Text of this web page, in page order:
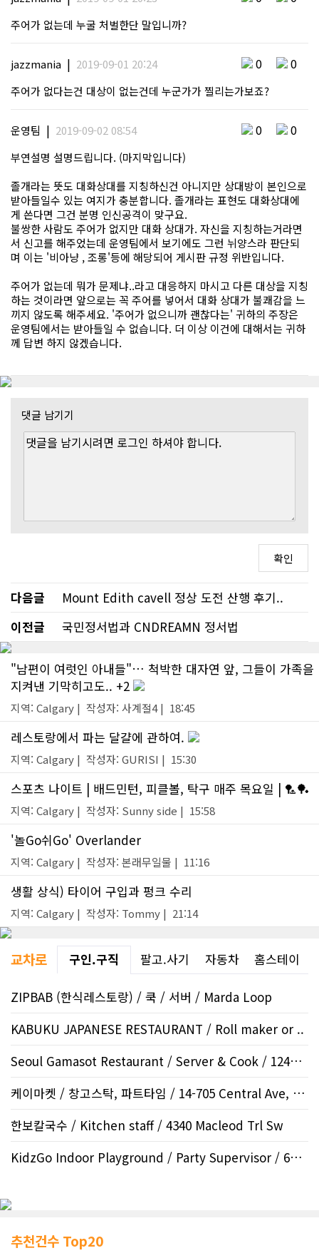
주어가 없는데 누굴 처벌한단 말입니까?
jazzmania | 2019-09-01 20:24 0 0
주어가 없다는건 대상이 없는건데 누군가가 찔리는가보죠?
운영팀 | 2019-09-02 08:54 0 0
부연설명 설명드립니다. (마지막입니다)
졸개라는 뜻도 대화상대를 지칭하신건 아니지만 상대방이 본인으로
받아들일수 있는 여지가 충분합니다. 졸개라는 표현도 대화상대에
게 쓴다면 그건 분명 인신공격이 맞구요.
불쌍한 사람도 주어가 없지만 대화 상대가. 자신을 지칭하는거라면
서 신고를 해주었는데 운영팀에서 보기에도 그런 뉘양스라 판단되
며 이는 '비아냥 , 조롱'등에 해당되어 게시판 규정 위반입니다.
주어가 없는데 뭐가 문제냐..라고 대응하지 마시고 다른 대상을 지칭
하는 것이라면 앞으로는 꼭 주어를 넣어서 대화 상대가 불쾌감을 느
끼지 않도록 해주세요. '주어가 없으니까 괜찮다는' 귀하의 주장은
운영팀에서는 받아들일 수 없습니다. 더 이상 이건에 대해서는 귀하
께 답변 하지 않겠습니다.
댓글 남기기
다음글
Mount Edith cavell 정상 도전 산행 후기..
이전글
국민정서법과 CNDREAMN 정서법
"남편이 여럿인 아내들"… 척박한 대자연 앞, 그들이 가족을
지켜낸 기막히고도.. +2
지역: Calgary | 작성자: 사계절4 | 18:45
레스토랑에서 파는 달걀에 관하여.
지역: Calgary | 작성자: GURISI | 15:30
스포츠 나이트 | 배드민턴, 피클볼, 탁구 매주 목요일 | 🏸🏓
지역: Calgary | 작성자: Sunny side | 15:58
'놀Go쉬Go' Overlander
지역: Calgary | 작성자: 본래무일물 | 11:16
생활 상식) 타이어 구입과 펑크 수리
지역: Calgary | 작성자: Tommy | 21:14
교차로 구인.구직 팔고.사기 자동차 홈스테이
ZIPBAB (한식레스토랑) / 쿡 / 서버 / Marda Loop
KABUKU JAPANESE RESTAURANT / Roll maker or ..
Seoul Gamasot Restaurant / Server & Cook / 12424 Sym..
케이마켓 / 창고스탁, 파트타임 / 14-705 Central Ave, Sa..
한보칼국수 / Kitchen staff / 4340 Macleod Trl Sw
KidzGo Indoor Playground / Party Supervisor / 688 Herit..
추천건수 Top20